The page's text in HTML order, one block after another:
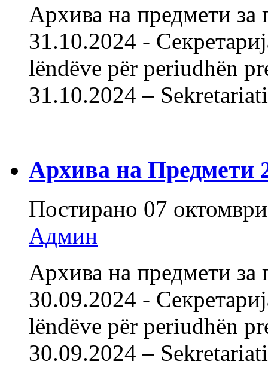
Архива на предмети
31.10.2024 -
lëndëve për periudhën
31.10.2024 –
Архива на Предмети
Постирано 07
Админ
Архива на предмети
30.09.2024 -
lëndëve për periudhën
30.09.2024 –